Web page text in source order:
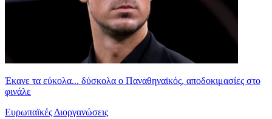
Έκανε τα εύκολα... δύσκολα ο Παναθηναϊκός, αποδοκιμασίες στο
φινάλε
Ευρωπαϊκές Διοργανώσεις